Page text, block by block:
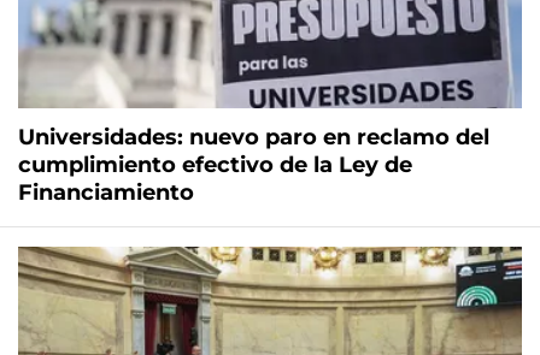
Universidades: nuevo paro en reclamo del
cumplimiento efectivo de la Ley de
Financiamiento